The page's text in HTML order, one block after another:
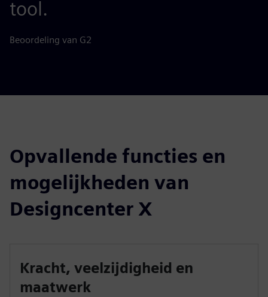
tool.
Beoordeling van G2
Opvallende functies en
mogelijkheden van
Designcenter X
Kracht, veelzijdigheid en
maatwerk